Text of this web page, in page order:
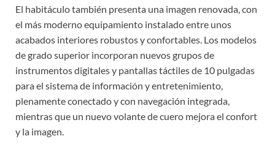
El habitáculo también presenta una imagen renovada, con
el más moderno equipamiento instalado entre unos
acabados interiores robustos y confortables. Los modelos
de grado superior incorporan nuevos grupos de
instrumentos digitales y pantallas táctiles de 10 pulgadas
para el sistema de información y entretenimiento,
plenamente conectado y con navegación integrada,
mientras que un nuevo volante de cuero mejora el confort
y la imagen.